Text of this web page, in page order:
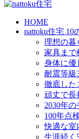
HOME
nattoku住宅 10
理想の暮
家具まで
身体に優
耐震等級
徹底した
頑丈で長
2030年
100年点
快適な室
生涯続く